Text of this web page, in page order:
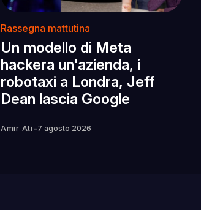
Rassegna mattutina
Un modello di Meta
hackera un'azienda, i
robotaxi a Londra, Jeff
Dean lascia Google
Amir Ati -7 agosto 2026